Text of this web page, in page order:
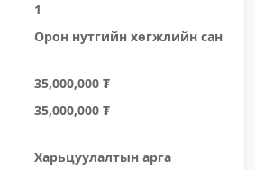
1
Орон нутгийн хөгжлийн сан
35,000,000 ₮
35,000,000 ₮
Харьцуулалтын арга